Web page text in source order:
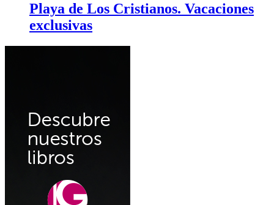
Playa de Los Cristianos. Vacaciones
exclusivas